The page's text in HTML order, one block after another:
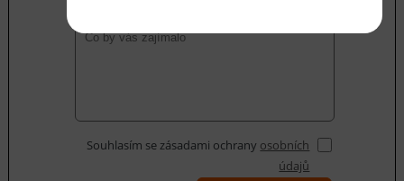
Souhlasím se zásadami ochrany osobních
údajů